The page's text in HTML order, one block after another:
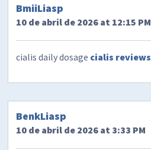
BmiiLiasp
10 de abril de 2026 at 12:15 PM
cialis daily dosage cialis reviews
BenkLiasp
10 de abril de 2026 at 3:33 PM